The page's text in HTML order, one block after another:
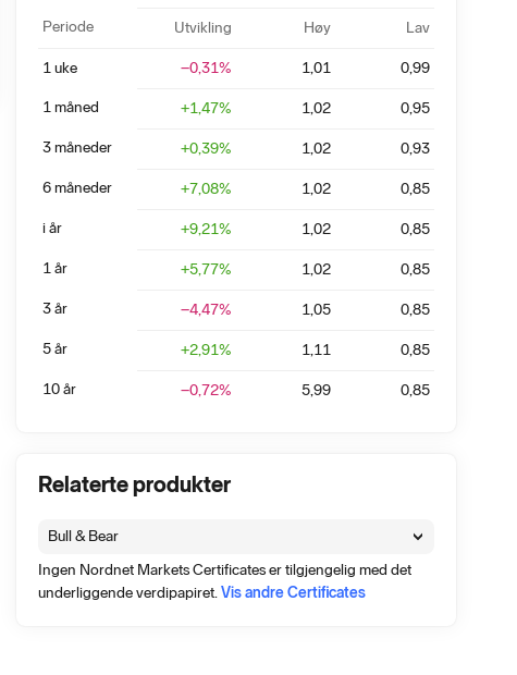
Periode Utvikling Høy Lav
1 uke −0,31% 1,01 0,99
1 måned +1,47% 1,02 0,95
3 måneder +0,39% 1,02 0,93
6 måneder +7,08% 1,02 0,85
i år +9,21% 1,02 0,85
1 år +5,77% 1,02 0,85
3 år −4,47% 1,05 0,85
5 år +2,91% 1,11 0,85
10 år −0,72% 5,99 0,85
Relaterte produkter
Bull & Bear
Ingen Nordnet Markets Certificates er tilgjengelig med det
underliggende verdipapiret.Vis andre Certificates